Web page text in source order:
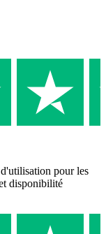
pour les
disponibilité